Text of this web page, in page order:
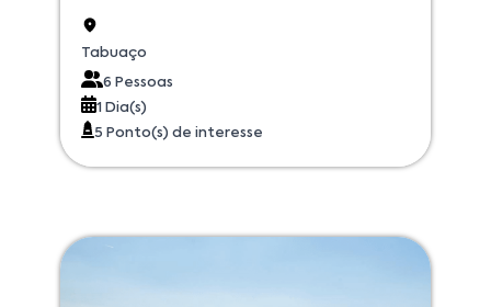
Tabuaço
6 Pessoas
1 Dia(s)
5 Ponto(s) de interesse